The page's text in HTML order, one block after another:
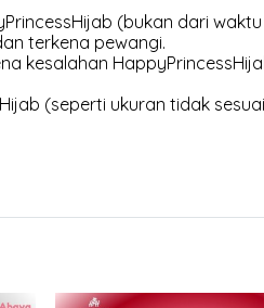
(bukan dari
terkena pewangi.
kesalahan
(seperti ukuran tidak